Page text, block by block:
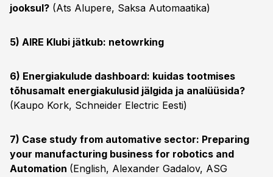
jooksul? (Ats Alupere, Saksa Automaatika)
5) AIRE Klubi jätkub: netowrking
6) Energiakulude dashboard: kuidas tootmises
tõhusamalt energiakulusid jälgida ja analüüsida?
(Kaupo Kork, Schneider Electric Eesti)
7) Case study from automative sector: Preparing
your manufacturing business for robotics and
Automation (English, Alexander Gadalov, ASG